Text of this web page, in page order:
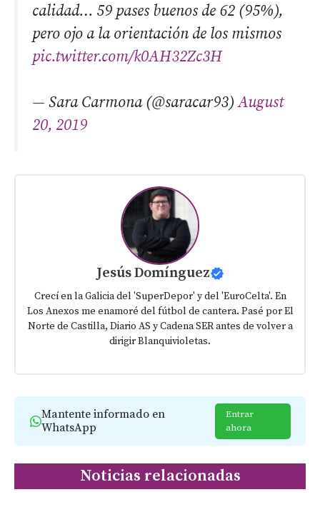
calidad… 59 pases buenos de 62 (95%),
pero ojo a la orientación de los mismos
pic.twitter.com/k0AH32Zc3H
— Sara Carmona (@saracar93)August
20, 2019
Jesús Domínguez
Crecí en la Galicia del 'SuperDepor' y del 'EuroCelta'. En
Los Anexos me enamoré del fútbol de cantera. Pasé por El
Norte de Castilla, Diario AS y Cadena SER antes de volver a
dirigir Blanquivioletas.
Mantente informado en
WhatsApp
Entrar
ahora
Noticias relacionadas